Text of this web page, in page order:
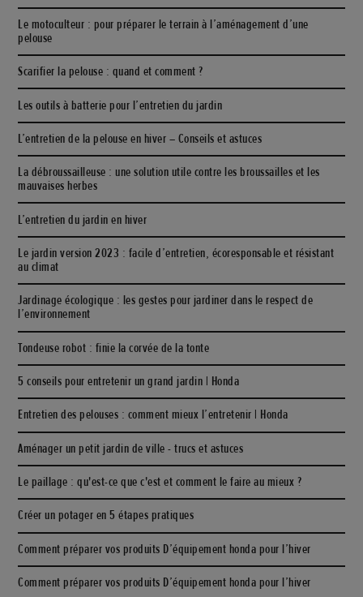
Le motoculteur : pour préparer le terrain à l’aménagement d’une
pelouse
Scarifier la pelouse : quand et comment ?
Les outils à batterie pour l’entretien du jardin
L’entretien de la pelouse en hiver – Conseils et astuces
La débroussailleuse : une solution utile contre les broussailles et les
mauvaises herbes
L’entretien du jardin en hiver
Le jardin version 2023 : facile d’entretien, écoresponsable et résistant
au climat
Jardinage écologique : les gestes pour jardiner dans le respect de
l’environnement
Tondeuse robot : finie la corvée de la tonte
5 conseils pour entretenir un grand jardin | Honda
Entretien des pelouses : comment mieux l’entretenir | Honda
Aménager un petit jardin de ville - trucs et astuces
Le paillage : qu'est-ce que c'est et comment le faire au mieux ?
Créer un potager en 5 étapes pratiques
Comment préparer vos produits D’équipement honda pour l’hiver
Comment préparer vos produits D’équipement honda pour l’hiver